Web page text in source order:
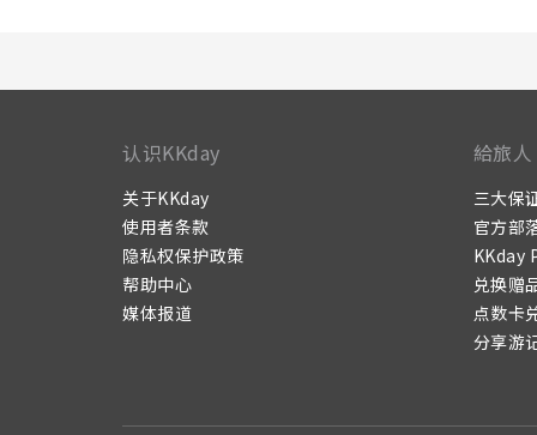
认识KKday
关于KKday
使用者条款
隐私权保护政策
帮助中心
媒体报道
給旅人
三大保
官方部
KKday
兑换赠
点数卡
分享游